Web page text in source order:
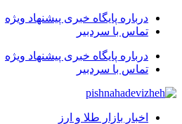
درباره پایگاه خبری پیشنهاد ویژه
تماس با سردبیر
درباره پایگاه خبری پیشنهاد ویژه
تماس با سردبیر
اخبار بازار طلا و ارز